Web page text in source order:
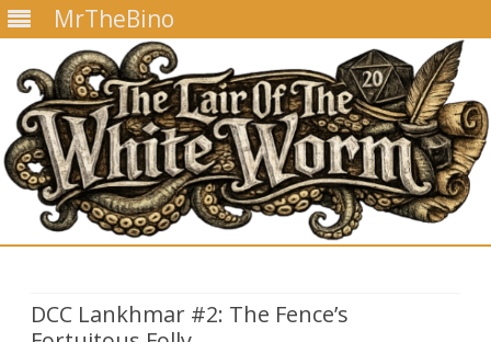
MrTheBino
DCC Lankhmar #2: The Fence’s